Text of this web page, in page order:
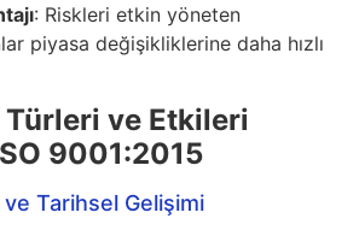
: Riskleri etkin yöneten
piyasa değişikliklerine daha hızlı
Türleri ve Etkileri
9001:2015
ve Tarihsel Gelişimi